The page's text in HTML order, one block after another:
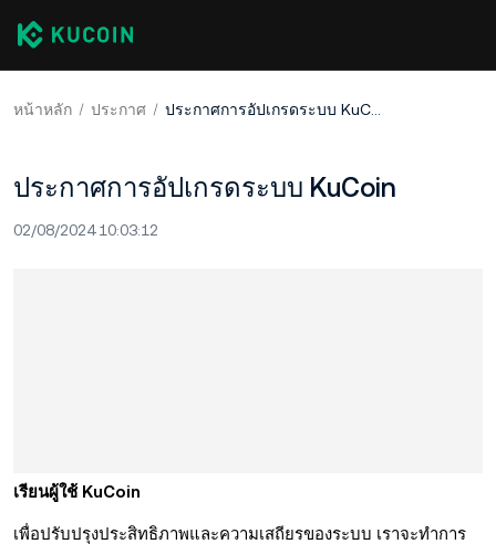
หน้าหลัก ประกาศ ประกาศการอัปเกรดระบบ KuCoin
ประกาศการอัปเกรดระบบ KuCoin
02/08/2024 10:03:12
เรียนผู้ใช้ KuCoin
เพื่อปรับปรุงประสิทธิภาพและความเสถียรของระบบ เราจะทำการ